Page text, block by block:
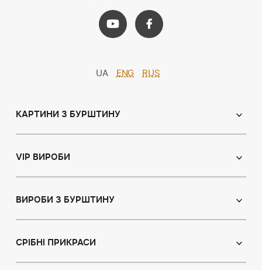
UA ENG RUS
КАРТИНИ З БУРШТИНУ
Іменні ікони
Натюрморт
Мисливська тема
VIP ВИРОБИ
Ікони з пластин
ВИРОБИ З БУРШТИНУ
Браслети
СРІБНІ ПРИКРАСИ